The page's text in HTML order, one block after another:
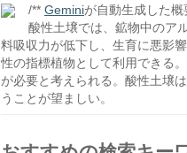
/** Geminiが自動生成した概
酸性土壌では、鉱物中のア
料吸収力が低下し、生育に悪影
性の指標植物として利用できる
が必要と考えられる。酸性土壌
うことが望ましい。